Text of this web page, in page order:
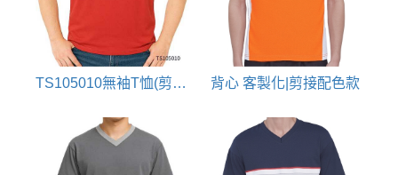
TS105010無袖T恤(剪接配色) 背心 客製化|剪接配色款